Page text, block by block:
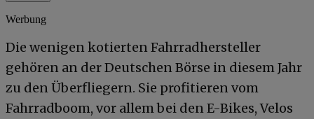
Werbung
Die wenigen kotierten Fahrradhersteller
gehören an der Deutschen Börse in diesem Jahr
zu den Überfliegern. Sie profitieren vom
Fahrradboom, vor allem bei den E-Bikes, Velos